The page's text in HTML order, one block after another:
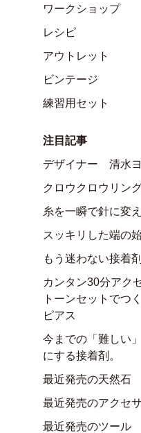
ワークショップ
レシピ
アウトレット
ビンテージ
練習用セット
注目記事
デザイナー 清水
クロウクロウリン
糸を一瞬で針に変
スッキリした端の
もう迷わない接着剤
カンタン30分アク
トーンセットでつ
ピアス
今までの「難しい
にする接着剤。
最近発売の天然石
最近発売のアクセ
最近発売のツール